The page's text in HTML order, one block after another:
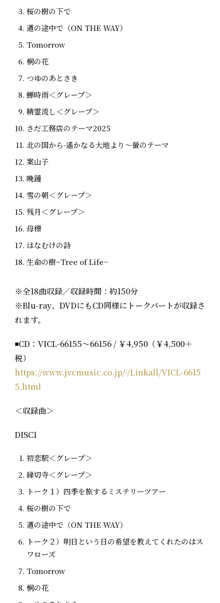
桜の樹の下で
道の途中で（ON THE WAY）
Tomorrow
桐の花
つゆのあとさき
蝉時雨＜グレープ＞
精霊流し＜グレープ＞
さだ工務店のテーマ2025
北の国から-遙かなる大地より～螢のテーマ
案山子
晩鐘
雪の朝＜グレープ＞
残月＜グレープ＞
母標
はなむけの詩
生命の樹~Tree of Life~
※全18曲収録／収録時間：約150分
※Blu-ray、DVDにもCD同様にトークパートが収録さ
れます。
◾️CD：VICL-66155～66156 / ￥4,950（￥4,500＋
税）
https://www.jvcmusic.co.jp/-/Linkall/VICL-6615
5.html
＜収録曲＞
DISC1
初恋駅＜グレープ＞
縁切寺＜グレープ＞
トーク１）四季を旅するミステリーツアー
桜の樹の下で
道の途中で（ON THE WAY）
トーク２）明日という日の希望を教えてくれたのはス
ワローズ
Tomorrow
桐の花